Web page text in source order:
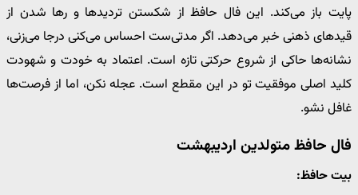
پایت باز می‌کند. این فال حافظ از شکستن تردیدها و رها شدن از
قیدهای ذهنی خبر می‌دهد. اگر مدتی‌ست احساس می‌کنی درجا می‌زنی،
نشانه‌ها حاکی از شروع حرکتی تازه است. اعتماد به خودت و شهودت
کلید اصلی موفقیت تو در این مقطع است. عجله نکن، اما از فرصت‌ها
غافل نشو.
فال حافظ متولدین اردیبهشت
بیت حافظ: